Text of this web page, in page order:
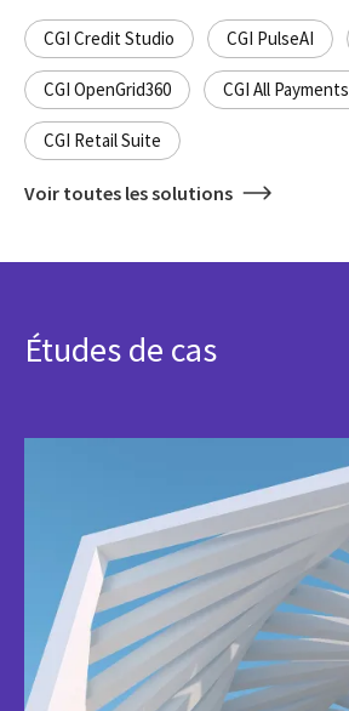
CGI Credit Studio CGI PulseAI
CGI OpenGrid360 CGI All Payments
CGI Retail Suite
Voir toutes les solutions
Études de cas